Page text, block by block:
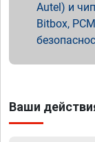
Autel) и
Bitbox,
Ваши